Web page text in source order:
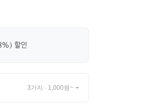
할인
3가지 · 1,000원~